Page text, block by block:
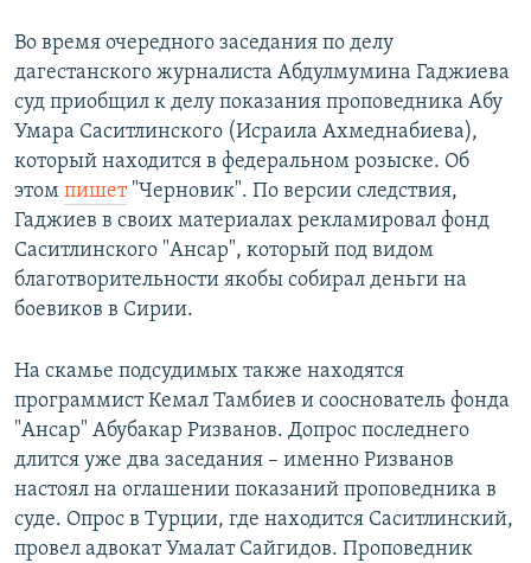
Во время очередного заседания по делу
дагестанского журналиста Абдулмумина Гаджиева
суд приобщил к делу показания проповедника Абу
Умара Саситлинского (Исраила Ахмеднабиева),
который находится в федеральном розыске. Об
этом пишет"Черновик". По версии следствия,
Гаджиев в своих материалах рекламировал фонд
Саситлинского "Ансар", который под видом
благотворительности якобы собирал деньги на
боевиков в Сирии.
На скамье подсудимых также находятся
программист Кемал Тамбиев и сооснователь фонда
"Ансар" Абубакар Ризванов. Допрос последнего
длится уже два заседания – именно Ризванов
настоял на оглашении показаний проповедника в
суде. Опрос в Турции, где находится Саситлинский,
провел адвокат Умалат Сайгидов. Проповедник